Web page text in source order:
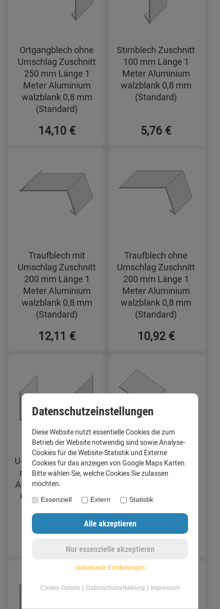
Ortgangblech ohne
Umschlag Zuschnitt
250 mm Länge 1
Meter Aluminium
walzblank 0,8 mm
(Standard)
14,10 €
Stirnblech Zuschnitt
100 mm Länge 1
Meter Aluminium
walzblank 0,8 mm
(Standard)
5,76 €
Traufblech mit
Umschlag Zuschnitt
200 mm Länge 1
Meter Aluminium
walzblank 0,8 mm
(Standard)
12,11 €
Traufblech ohne
Umschlag Zuschnitt
200 mm Länge 1
Meter Aluminium
walzblank 0,8 mm
(Standard)
10,92 €
U-Profil Zuschnitt 200
mm Länge 1 Meter
Aluminium walzblank
0,8 mm (Standard)
Verbinder für
Dachrinne mit
250 mm Aluminium
(Standard)
Datenschutzeinstellungen
Diese Website nutzt essentielle Cookies die zum
Betrieb der Website notwendig sind sowie Analyse-
Cookies für die Website-Statistik und Externe
Cookies für das anzeigen von Google Maps Karten.
Bitte wählen Sie, welche Cookies Sie zulassen
möchten.
Essenziell Extern Statistik
individuelle Einstellungen
Cookie-Details| Datenschutzerklärung | Impressum